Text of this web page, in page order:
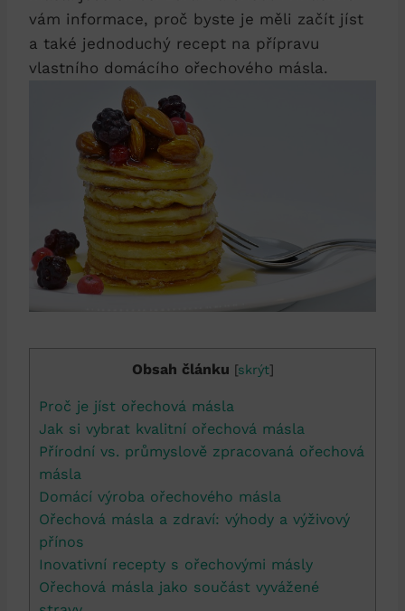
vám informace, proč byste je měli začít jíst
a také jednoduchý recept na přípravu
vlastního domácího ořechového másla.
Obsah článku [skrýt]
Proč je jíst ořechová másla
Jak si vybrat kvalitní ořechová másla
Přírodní vs. průmyslově zpracovaná ořechová
másla
Domácí výroba ořechového másla
Ořechová másla a zdraví: výhody a výživový
přínos
Inovativní recepty s ořechovými másly
Ořechová másla jako součást vyvážené